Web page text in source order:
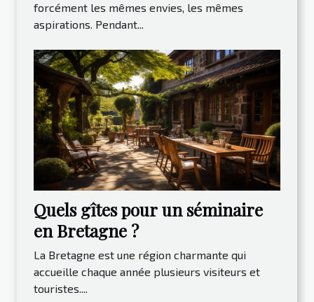
forcément les mêmes envies, les mêmes
aspirations. Pendant...
Quels gîtes pour un séminaire
en Bretagne ?
La Bretagne est une région charmante qui
accueille chaque année plusieurs visiteurs et
touristes....